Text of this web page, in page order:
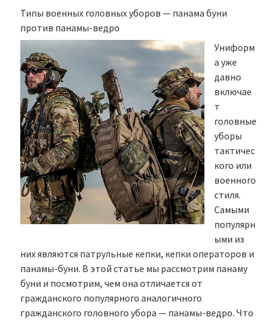
Типы военных головных уборов — панама буни
против панамы-ведро
Униформ
а уже
давно
включае
т
головные
уборы
тактичес
кого или
военного
стиля.
Самыми
популярн
ыми из
них являются патрульные кепки, кепки операторов и
панамы-буни. В этой статье мы рассмотрим панаму
буни и посмотрим, чем она отличается от
гражданского популярного аналогичного
гражданского головного убора — панамы-ведро. Что